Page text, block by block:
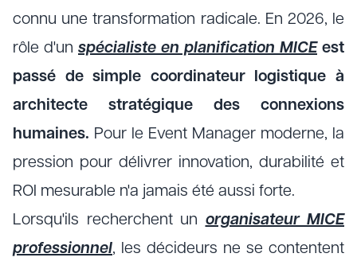
connu une transformation radicale. En 2026, le
rôle d'un spécialiste en planification MICE est
passé de simple coordinateur logistique à
architecte stratégique des connexions
humaines. Pour le Event Manager moderne, la
pression pour délivrer innovation, durabilité et
ROI mesurable n'a jamais été aussi forte.
Lorsqu'ils recherchent un organisateur MICE
professionnel, les décideurs ne se contentent